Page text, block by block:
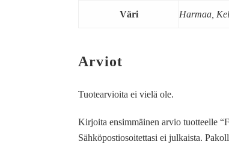
Väri Harmaa,
Arviot
Tuotearvioita ei vielä ole.
Kirjoita ensimmäinen arvio tuotteelle
Sähköpostiosoitettasi ei julkaista.